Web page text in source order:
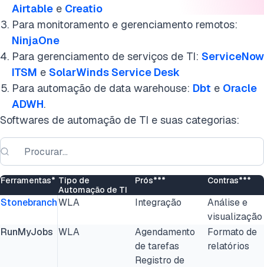
Airtable e Creatio
Para monitoramento e gerenciamento remotos:
NinjaOne
Para gerenciamento de serviços de TI: ServiceNow
ITSM e SolarWinds Service Desk
Para automação de data warehouse: Dbt e Oracle
ADWH.
Softwares de automação de TI e suas categorias:
Ferramentas* Tipo de
Automação de TI
Prós*** Contras***
StonebranchWLA Integração
Análise e
visualização
RunMyJobs WLA
Agendamento
de tarefas
Registro de
Formato de
relatórios